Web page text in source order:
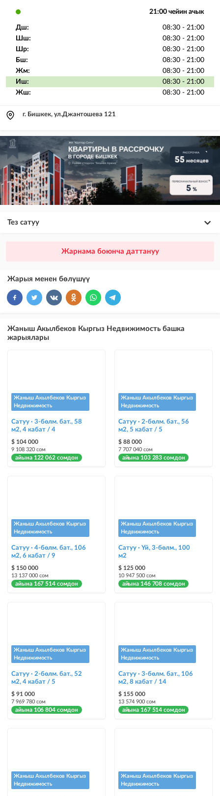
21:00 чейин ачык
Дш:
08:30 - 21:00
Шш:
08:30 - 21:00
Шр:
08:30 - 21:00
Бш:
08:30 - 21:00
Жм:
08:30 - 21:00
Иш:
08:30 - 21:00
Жш:
08:30 - 21:00
г. Бишкек, ул.Джантошева 121
Тез сатуу
VIP жарыялардын үстүнө жарыя жайгаштыруу + Instagramдагы акы
бекер жарыялардын үстүнө жарыя жайгаштыруу
бекер жарыялардын үстүнө жарыя жайгаштыруу (VIPтен кийин)
@house_kg Instagram аккаунтуна жана Telegram каналына жарыя
жайгаштыруу + Instagramдагы акы төлөнүүчү жарнама
Түс менен белгилөө
жарыялардын арасында башка түстө бөлүп көрсөтүлөт
бөлүмүндө көрсөтүлөт
Чаптамалар
Опциялары бар жаркыраган стикерлер сиздин мүлкүңүздү
башкалардан өзгөчөлөнтүп, аны тезирээк сатууга жардам берет
Жарнама боюнча даттануу
Жарыя менен бөлүшүү
Жаныш Акылбеков Кыргыз Недвижимость башка
жарыялары
Жаныш Акылбеков Кыргыз
Недвижимость
Сатуу · 3-бөлм. бат., 58
м2, 4 кабат / 4
$ 104 000
9 108 320 сом
айына 122 062 сомдон
Жаныш Акылбеков Кыргыз
Недвижимость
Сатуу · 2-бөлм. бат., 56
м2, 5 кабат / 5
$ 88 000
7 707 040 сом
айына 103 283 сомдон
Жаныш Акылбеков Кыргыз
Недвижимость
Сатуу · 4-бөлм. бат., 106
м2, 6 кабат / 9
$ 150 000
13 137 000 сом
айына 167 514 сомдон
Жаныш Акылбеков Кыргыз
Недвижимость
Сатуу · Үй, 3-бөлм., 100
м2
$ 125 000
10 947 500 сом
айына 146 708 сомдон
Жаныш Акылбеков Кыргыз
Недвижимость
Сатуу · 2-бөлм. бат., 52
м2, 4 кабат / 5
$ 91 000
7 969 780 сом
айына 106 804 сомдон
Жаныш Акылбеков Кыргыз
Недвижимость
Сатуу · 3-бөлм. бат., 106
м2, 8 кабат / 14
$ 155 000
13 574 900 сом
айына 167 514 сомдон
Жаныш Акылбеков Кыргыз
Недвижимость
Жаныш Акылбеков Кыргыз
Недвижимость